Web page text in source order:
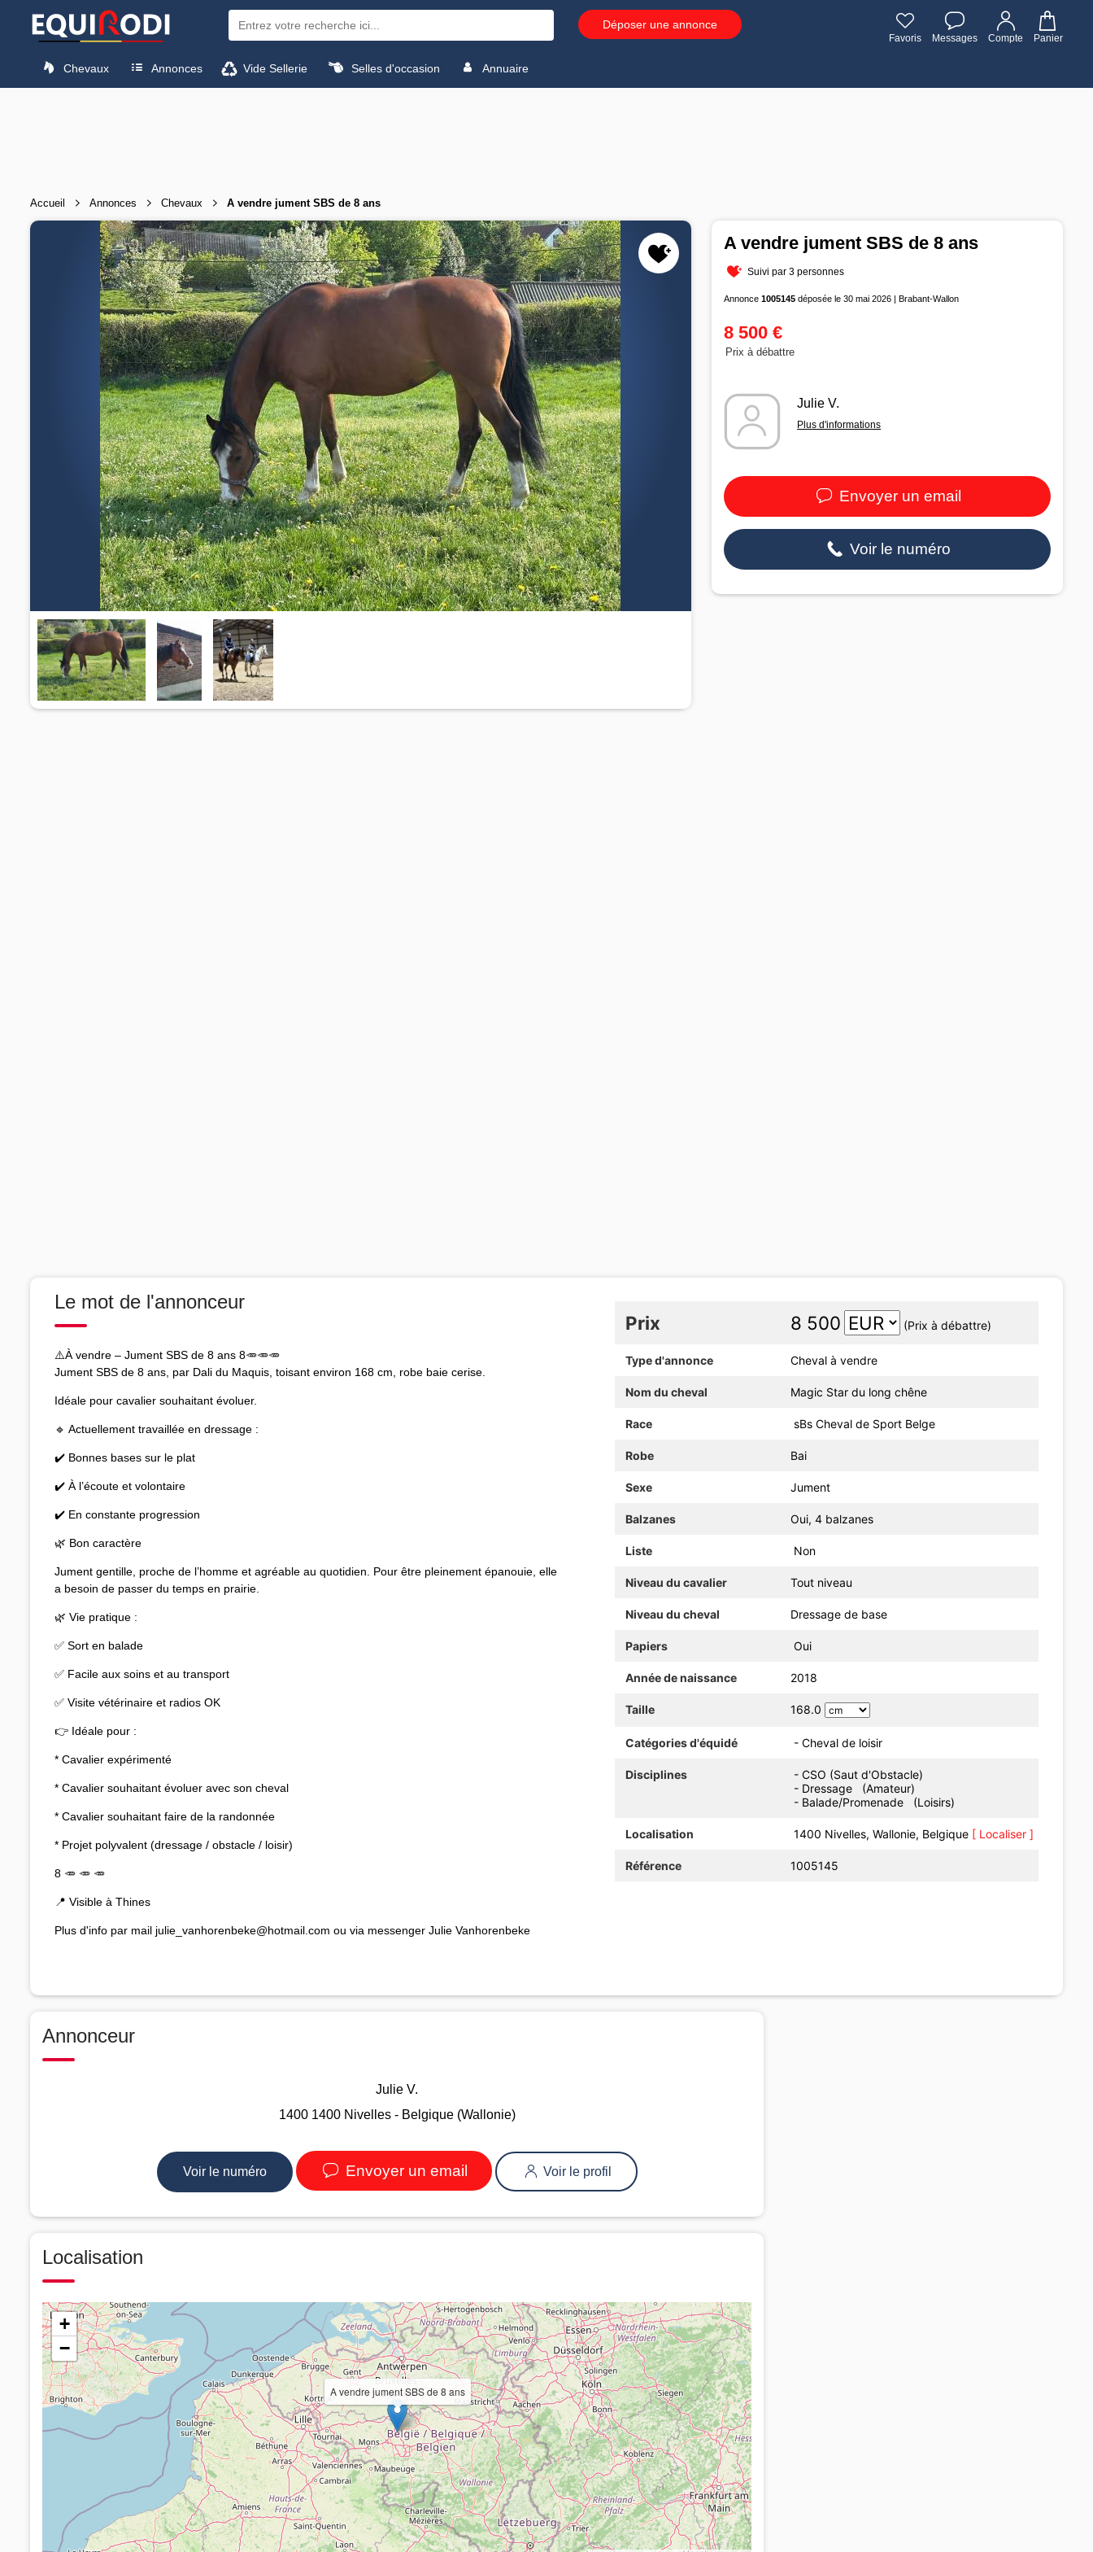
Déposer une annonce
Favoris Messages Compte Panier
Chevaux Annonces Vide Sellerie Selles d'occasion Annuaire
Accueil Annonces Chevaux A vendre jument SBS de 8 ans
A vendre jument SBS de 8 ans
Suivi par 3 personnes
Annonce1005145 déposée le 30 mai 2026 | Brabant-Wallon
8 500 €
Prix à débattre
Julie V.
Plus d'informations
Envoyer un email
Voir le numéro
Le mot de l'annonceur
⚠️À vendre – Jument SBS de 8 ans 8🥕🥕🥕
Jument SBS de 8 ans, par Dali du Maquis, toisant environ 168 cm, robe baie cerise.
Idéale pour cavalier souhaitant évoluer.
🔹 Actuellement travaillée en dressage :
✔️ Bonnes bases sur le plat
✔️ À l’écoute et volontaire
✔️ En constante progression
🌿 Bon caractère
Jument gentille, proche de l’homme et agréable au quotidien. Pour être pleinement épanouie, elle
a besoin de passer du temps en prairie.
🌿 Vie pratique :
✅ Sort en balade
✅ Facile aux soins et au transport
✅ Visite vétérinaire et radios OK
👉 Idéale pour :
* Cavalier expérimenté
* Cavalier souhaitant évoluer avec son cheval
* Cavalier souhaitant faire de la randonnée
* Projet polyvalent (dressage / obstacle / loisir)
8 🥕 🥕 🥕
📍 Visible à Thines
Plus d'info par mail julie_vanhorenbeke@hotmail.com ou via messenger Julie Vanhorenbeke
Prix 8 500 (Prix à débattre)
Type d'annonce Cheval à vendre
Nom du cheval Magic Star du long chêne
Race sBs Cheval de Sport Belge
Robe Bai
Sexe Jument
Balzanes Oui, 4 balzanes
Liste Non
Niveau du cavalier Tout niveau
Niveau du cheval Dressage de base
Papiers Oui
Année de naissance 2018
Taille 168.0
Catégories d'équidé - Cheval de loisir
Disciplines
- CSO (Saut d'Obstacle)
- Dressage (Amateur)
- Balade/Promenade (Loisirs)
Localisation 1400 Nivelles, Wallonie, Belgique [ Localiser ]
Référence 1005145
Annonceur
Julie V.
1400 1400 Nivelles - Belgique (Wallonie)
Voir le numéro Envoyer un email Voir le profil
Localisation
A vendre jument SBS de 8 ans
+
−